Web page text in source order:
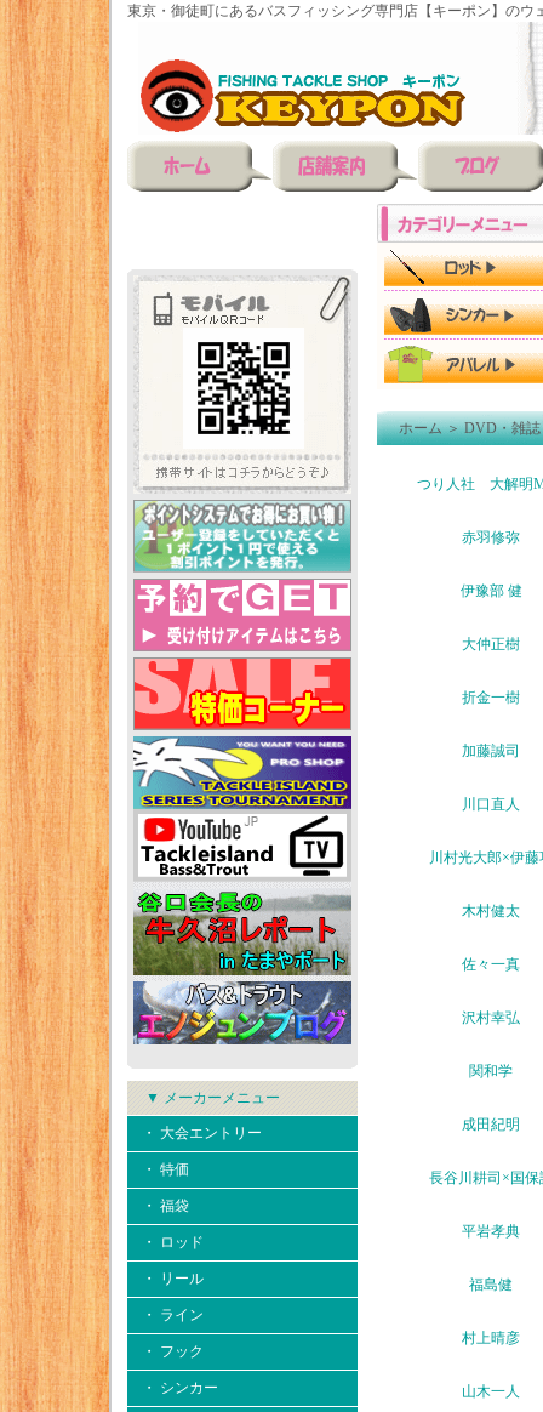
東京・御徒町にあるバスフィッシング専門店【キーポン】のウ
▼ メーカーメニュー
・ 大会エントリー
・ 特価
・ 福袋
・ ロッド
・ リール
・ ライン
・ フック
・ シンカー
ホーム＞DVD・雑誌
つり人社 大解明
赤羽修弥
伊豫部 健
大仲正樹
折金一樹
加藤誠司
川口直人
川村光大郎×伊藤
木村健太
佐々一真
沢村幸弘
関和学
成田紀明
長谷川耕司×国保
平岩孝典
福島健
村上晴彦
山木一人